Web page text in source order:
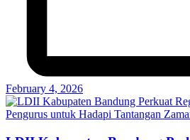
February 4, 2026